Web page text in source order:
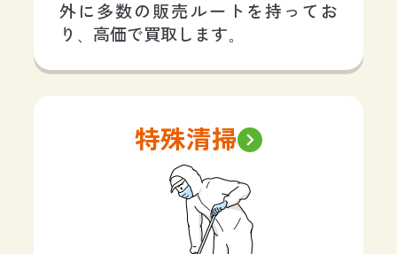
外に多数の販売ルートを持ってお
り、高価で買取します。
特殊清掃